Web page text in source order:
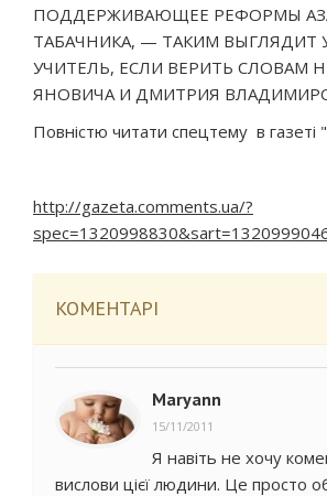
ПОДДЕРЖИВАЮЩЕЕ РЕФОРМЫ
ТАБАЧНИКА, — ТАКИМ ВЫГЛЯДИТ
УЧИТЕЛЬ, ЕСЛИ ВЕРИТЬ СЛОВАМ
ЯНОВИЧА И ДМИТРИЯ
Повністю читати спецтему в
http://gazeta.comments.ua/?
КОМЕНТАРІ
Maryann
15/11/2011
Я навіть не хочу
вислови цієї людини. Це просто